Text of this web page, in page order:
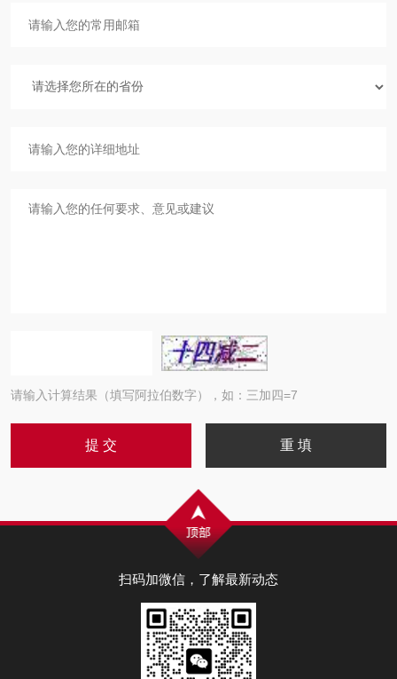
请输入计算结果（填写阿拉伯数字），如：三加四=7
扫码加微信，了解最新动态